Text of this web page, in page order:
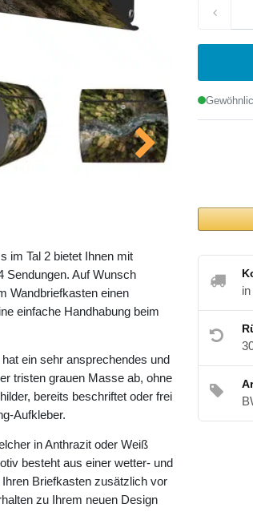
im Tal 2 bietet Ihnen mit
Sendungen. Auf Wunsch
Wandbriefkasten einen
einfache Handhabung beim
ein sehr ansprechendes und
tristen grauen Masse ab, ohne
bereits beschriftet oder frei
Aufkleber.
in Anthrazit oder Weiß
besteht aus einer wetter- und
Briefkasten zusätzlich vor
zu Ihrem neuen Design